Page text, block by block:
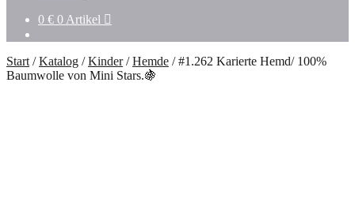
0 € 0 Artikel
Start /Katalog /Kinder/Hemde /#1.262 Karierte Hemd/ 100%
Baumwolle von Mini Stars.🍇